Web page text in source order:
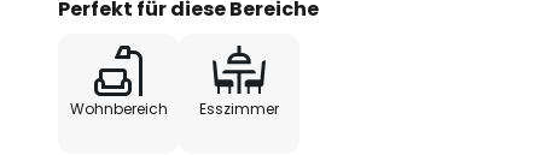
Perfekt für diese Bereiche
Wohnbereich Esszimmer